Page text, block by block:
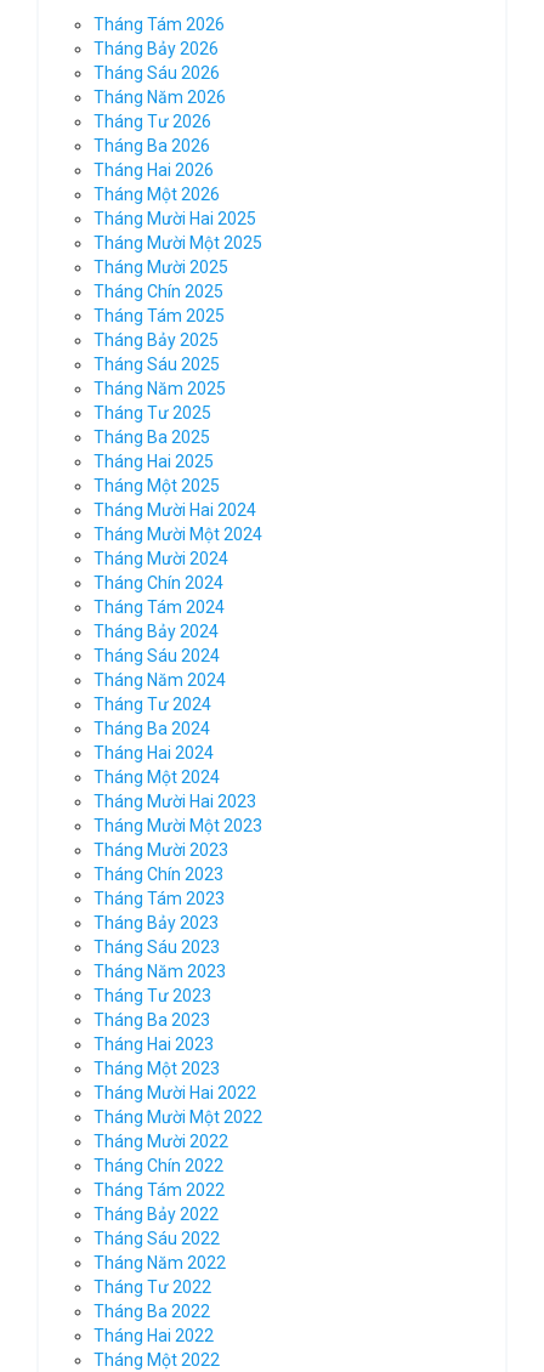
Tháng Tám 2026
Tháng Bảy 2026
Tháng Sáu 2026
Tháng Năm 2026
Tháng Tư 2026
Tháng Ba 2026
Tháng Hai 2026
Tháng Một 2026
Tháng Mười Hai 2025
Tháng Mười Một 2025
Tháng Mười 2025
Tháng Chín 2025
Tháng Tám 2025
Tháng Bảy 2025
Tháng Sáu 2025
Tháng Năm 2025
Tháng Tư 2025
Tháng Ba 2025
Tháng Hai 2025
Tháng Một 2025
Tháng Mười Hai 2024
Tháng Mười Một 2024
Tháng Mười 2024
Tháng Chín 2024
Tháng Tám 2024
Tháng Bảy 2024
Tháng Sáu 2024
Tháng Năm 2024
Tháng Tư 2024
Tháng Ba 2024
Tháng Hai 2024
Tháng Một 2024
Tháng Mười Hai 2023
Tháng Mười Một 2023
Tháng Mười 2023
Tháng Chín 2023
Tháng Tám 2023
Tháng Bảy 2023
Tháng Sáu 2023
Tháng Năm 2023
Tháng Tư 2023
Tháng Ba 2023
Tháng Hai 2023
Tháng Một 2023
Tháng Mười Hai 2022
Tháng Mười Một 2022
Tháng Mười 2022
Tháng Chín 2022
Tháng Tám 2022
Tháng Bảy 2022
Tháng Sáu 2022
Tháng Năm 2022
Tháng Tư 2022
Tháng Ba 2022
Tháng Hai 2022
Tháng Một 2022